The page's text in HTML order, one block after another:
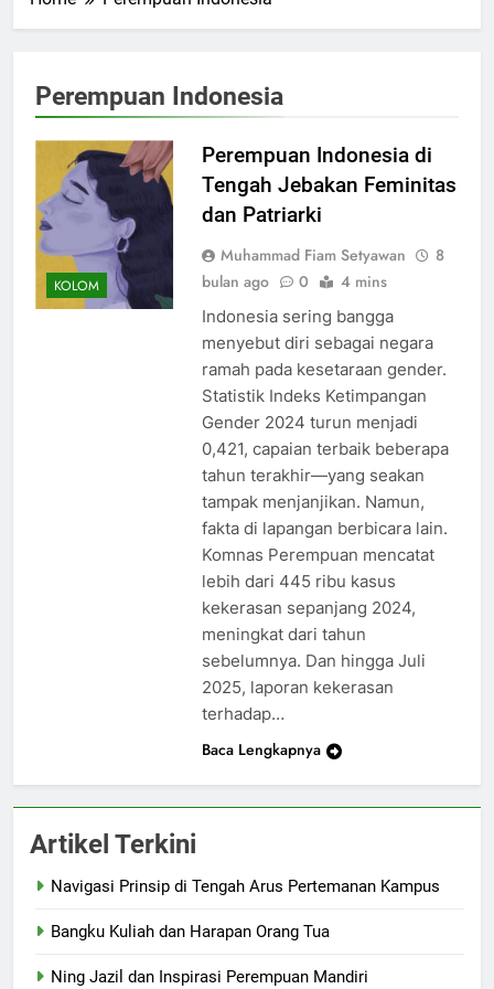
Perempuan Indonesia
KOLOM
Perempuan Indonesia di
Tengah Jebakan Feminitas
dan Patriarki
Muhammad Fiam Setyawan
8
bulan ago
0 4 mins
Indonesia sering bangga
menyebut diri sebagai negara
ramah pada kesetaraan gender.
Statistik Indeks Ketimpangan
Gender 2024 turun menjadi
0,421, capaian terbaik beberapa
tahun terakhir—yang seakan
tampak menjanjikan. Namun,
fakta di lapangan berbicara lain.
Komnas Perempuan mencatat
lebih dari 445 ribu kasus
kekerasan sepanjang 2024,
meningkat dari tahun
sebelumnya. Dan hingga Juli
2025, laporan kekerasan
terhadap…
Baca Lengkapnya
Artikel Terkini
Navigasi Prinsip di Tengah Arus Pertemanan Kampus
Bangku Kuliah dan Harapan Orang Tua
Ning Jazil dan Inspirasi Perempuan Mandiri